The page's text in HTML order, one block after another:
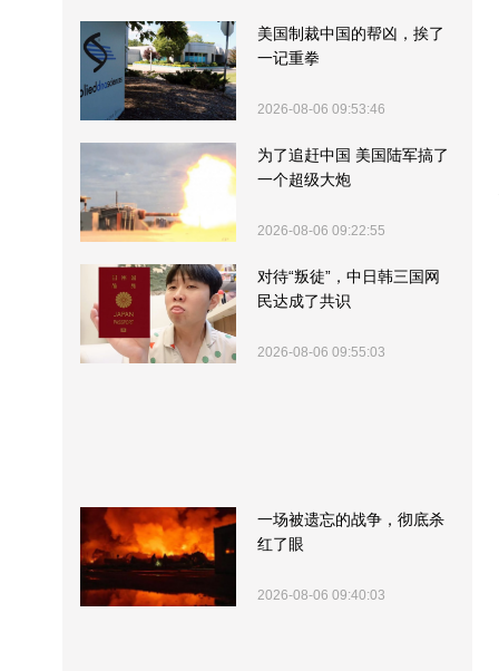
美国制裁中国的帮凶，挨了
一记重拳
2026-08-06 09:53:46
为了追赶中国 美国陆军搞了
一个超级大炮
2026-08-06 09:22:55
对待“叛徒”，中日韩三国网
民达成了共识
2026-08-06 09:55:03
一场被遗忘的战争，彻底杀
红了眼
2026-08-06 09:40:03